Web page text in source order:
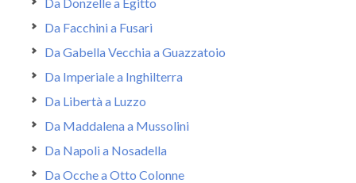
Da Facchini a Fusari
Da Gabella Vecchia a Guazzatoio
Da Imperiale a Inghilterra
Da Libertà a Luzzo
Da Maddalena a Mussolini
Da Napoli a Nosadella
Da Ocche a Otto Colonne